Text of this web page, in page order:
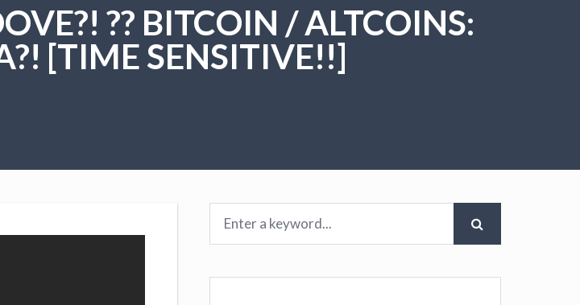
?? BITCOIN / ALTCOINS:
[TIME SENSITIVE!!]